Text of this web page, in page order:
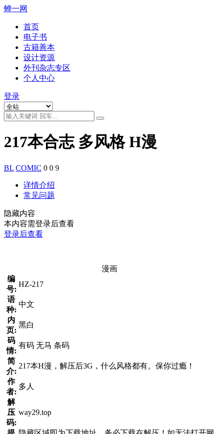
蝉一网
首页
电子书
古籍善本
设计资源
外刊杂志专区
个人中心
登录
217本合志 多风格 H漫
BL COMIC 0 0 9
详情介绍
常见问题
隐藏内容
本内容需登录后查看
登录后查看
漫画
编
号:
HZ-217
语
种:
中文
内
页:
黑白
码
情:
有码 无马 条码
简
介:
217本H漫，解压后3G，什么风格都有。保你过瘾！
作
者:
多人
解
压
码:
way29.top